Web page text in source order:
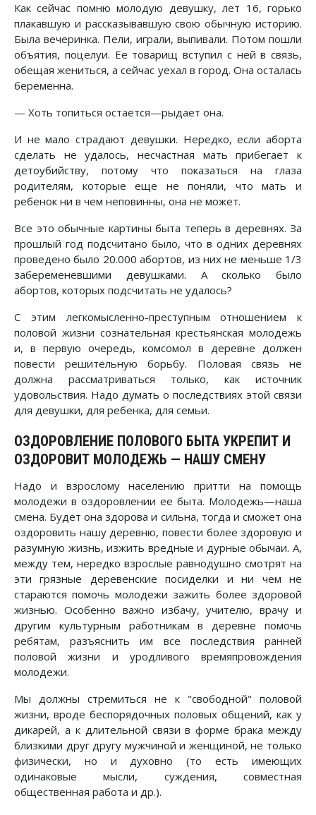
Как сейчас помню молодую девушку, лет 16, горько
плакавшую и рассказывавшую свою обычную историю.
Была вечеринка. Пели, играли, выпивали. Потом пошли
объятия, поцелуи. Ее товарищ вступил с ней в связь,
обещая жениться, а сейчас уехал в город. Она осталась
беременна.
— Хоть топиться остается—рыдает она.
И не мало страдают девушки. Нередко, если аборта
сделать не удалось, несчастная мать прибегает к
детоубийству, потому что показаться на глаза
родителям, которые еще не поняли, что мать и
ребенок ни в чем неповинны, она не может.
Все это обычные картины быта теперь в деревнях. За
прошлый год подсчитано было, что в одних деревнях
проведено было 20.000 абортов, из них не меньше 1/3
забеременевшими девушками. А сколько было
абортов, которых подсчитать не удалось?
С этим легкомысленно-преступным отношением к
половой жизни сознательная крестьянская молодежь
и, в первую очередь, комсомол в деревне должен
повести решительную борьбу. Половая связь не
должна рассматриваться только, как источник
удовольствия. Надо думать о последствиях этой связи
для девушки, для ребенка, для семьи.
ОЗДОРОВЛЕНИЕ ПОЛОВОГО БЫТА УКРЕПИТ И
ОЗДОРОВИТ МОЛОДЕЖЬ — НАШУ СМЕНУ
Надо и взрослому населению притти на помощь
молодежи в оздоровлении ее быта. Молодежь—наша
смена. Будет она здорова и сильна, тогда и сможет она
оздоровить нашу деревню, повести более здоровую и
разумную жизнь, изжить вредные и дурные обычаи. А,
между тем, нередко взрослые равнодушно смотрят на
эти грязные деревенские посиделки и ни чем не
стараются помочь молодежи зажить более здоровой
жизнью. Особенно важно избачу, учителю, врачу и
другим культурным работникам в деревне помочь
ребятам, разъяснить им все последствия ранней
половой жизни и уродливого времяпровождения
молодежи.
Мы должны стремиться не к "свободной" половой
жизни, вроде беспорядочных половых общений, как у
дикарей, а к длительной связи в форме брака между
близкими друг другу мужчиной и женщиной, не только
физически, но и духовно (то есть имеющих
одинаковые мысли, суждения, совместная
общественная работа и др.).